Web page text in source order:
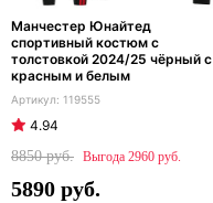
Манчестер Юнайтед
спортивный костюм с
толстовкой 2024/25 чёрный с
красным и белым
119555
4.94
8850
2960
5890